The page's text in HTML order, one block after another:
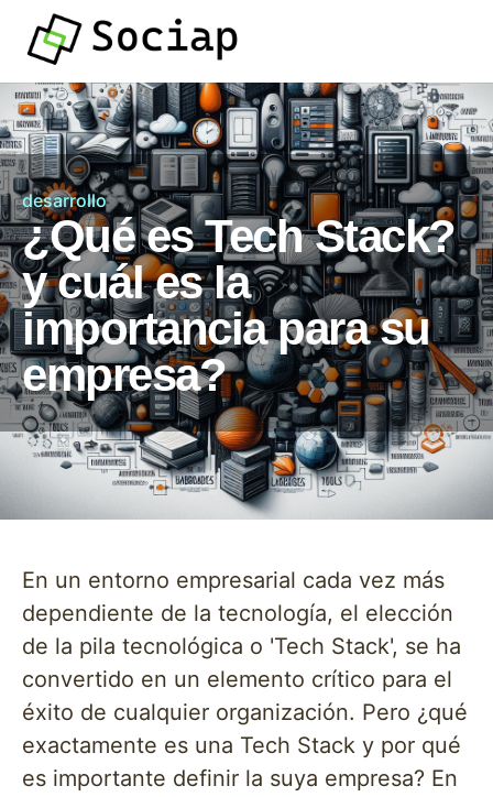
desarrollo
¿Qué es Tech Stack?
y cuál es la
importancia para su
empresa?
En un entorno empresarial cada vez más
dependiente de la tecnología, el elección
de la pila tecnológica o 'Tech Stack', se ha
convertido en un elemento crítico para el
éxito de cualquier organización. Pero ¿qué
exactamente es una Tech Stack y por qué
es importante definir la suya empresa? En